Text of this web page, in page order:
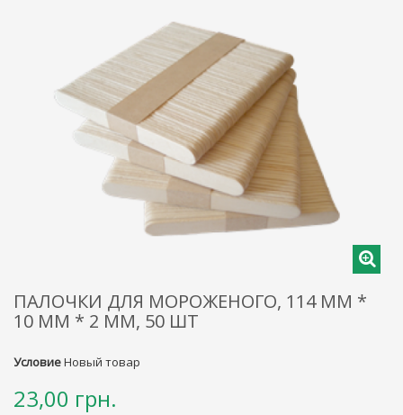
ПАЛОЧКИ ДЛЯ МОРОЖЕНОГО, 114 ММ *
10 ММ * 2 ММ, 50 ШТ
УсловиеНовый товар
23,00 грн.